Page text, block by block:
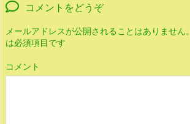
コメントをどうぞ
メールアドレスが公開されることはありません。
は必須項目です
コメント